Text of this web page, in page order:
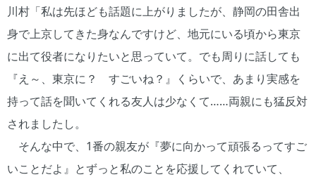
川村「私は先ほども話題に上がりましたが、静岡の田舎出
身で上京してきた身なんですけど、地元にいる頃から東京
に出て役者になりたいと思っていて。でも周りに話しても
『え～、東京に？ すごいね？』くらいで、あまり実感を
持って話を聞いてくれる友人は少なくて……両親にも猛反対
されましたし。
そんな中で、1番の親友が『夢に向かって頑張るってすご
いことだよ』とずっと私のことを応援してくれていて、